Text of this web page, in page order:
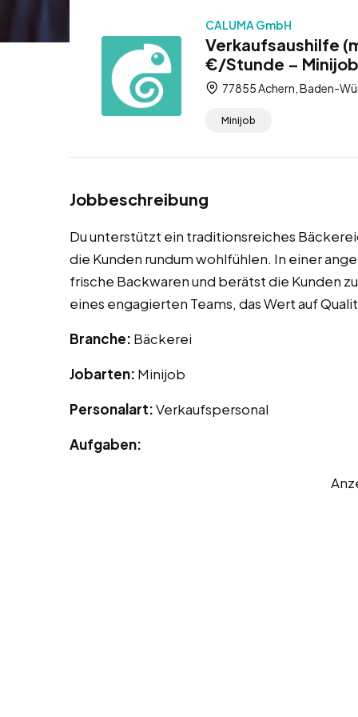
CALUMA GmbH
Verkaufsaushilfe
€/Stunde – Minijob
77855 Achern, Baden-
Minijob
Jobbeschreibung
Du unterstützt ein traditionsreiches
die Kunden rundum wohlfühlen. In einer
frische Backwaren und berätst die Kunden
eines engagierten Teams, das Wert auf
Branche: Bäckerei
Jobarten: Minijob
Personalart:Verkaufspersonal
Aufgaben: